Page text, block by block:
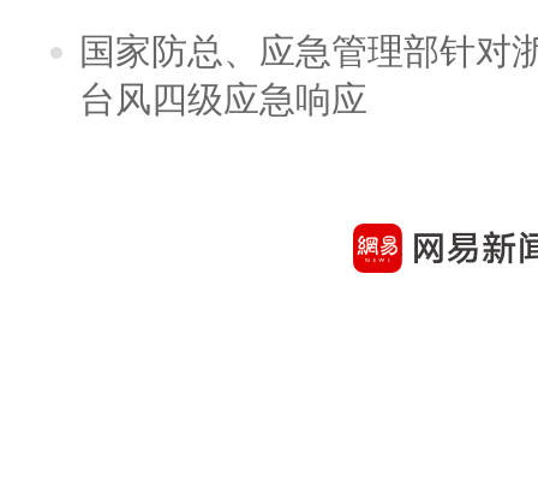
国家防总、应急管理部针对
台风四级应急响应